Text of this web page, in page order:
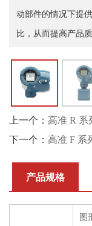
动部件的情况下提
比，从而提高产品
上一个： 高准 R 系
下一个： 高准 F 系
产品规格
图